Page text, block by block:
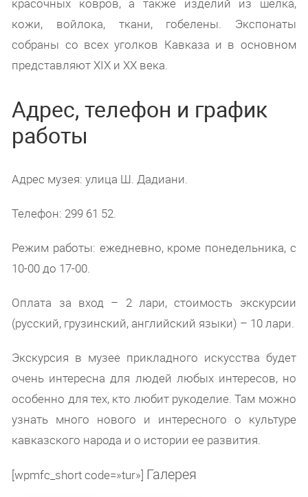
кожи, войлока, ткани, гобелены. Экспонаты
собраны со всех уголков Кавказа и в основном
представляют XIX и XX века.
Адрес, телефон и график
работы
Адрес музея: улица Ш. Дадиани.
Телефон: 299 61 52.
Режим работы: ежедневно, кроме понедельника, с
10-00 до 17-00.
Оплата за вход – 2 лари, стоимость экскурсии
(русский, грузинский, английский языки) – 10 лари.
Экскурсия в музее прикладного искусства будет
очень интересна для людей любых интересов, но
особенно для тех, кто любит рукоделие. Там можно
узнать много нового и интересного о культуре
кавказского народа и о истории ее развития.
[wpmfc_short code=»tur»] Галерея